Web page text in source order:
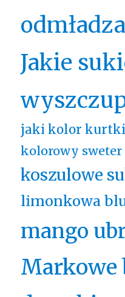
Jakie
jaki kolor kurtki
kolorowy sweter
koszulowe
limonkowa
mango